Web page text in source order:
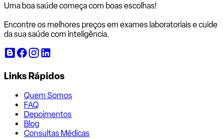
Uma boa saúde começa com boas escolhas!
Encontre os melhores preços em exames laboratoriais e cuide
da sua saúde com inteligência.
Links Rápidos
Quem Somos
FAQ
Depoimentos
Blog
Consultas Médicas